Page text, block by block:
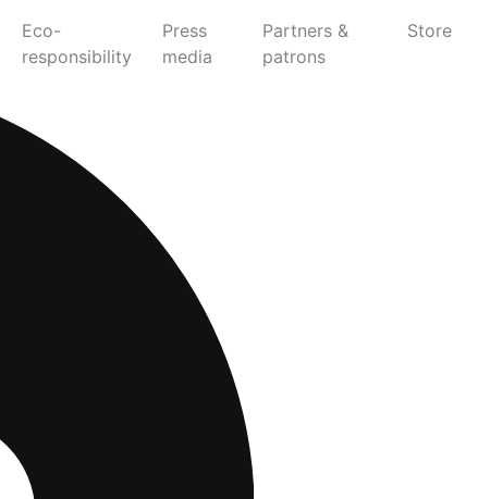
Eco-
responsibility
Press
media
Partners &
patrons
Store